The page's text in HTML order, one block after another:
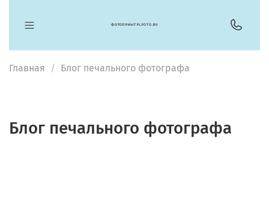
ФОТОПРИНТ PLFOTO.RU
Главная Блог печального фотографа
Блог печального фотографа